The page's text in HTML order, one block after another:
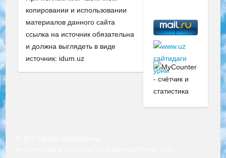
копировании и использовании
материалов данного сайта
ссылка на источник обязательна
и должна выглядеть в виде
источник: idum.uz